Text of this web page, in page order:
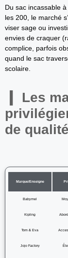
Du sac incassable
les 200, le marché
viser sage ou
envies de craquer
complice, parfois
quand le sac
scolaire.
Les
de qualité
Marque/Enseigne
Babymel
Kipling
Tom & Eva
Jojo Factory